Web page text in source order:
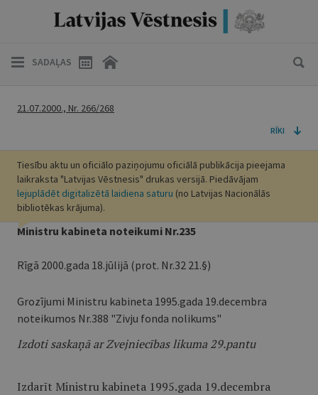
SADAĻAS
21.07.2000., Nr. 266/268
RĪKI
Tiesību aktu un oficiālo paziņojumu oficiālā publikācija pieejama
laikraksta "Latvijas Vēstnesis" drukas versijā. Piedāvājam
lejuplādēt digitalizētā laidiena saturu (no Latvijas Nacionālās
bibliotēkas krājuma).
Ministru kabineta noteikumi Nr.235
Rīgā 2000.gada 18.jūlijā (prot. Nr.32 21.§)
Grozījumi Ministru kabineta 1995.gada 19.decembra
noteikumos Nr.388 "Zivju fonda nolikums"
Izdoti saskaņā ar Zvejniecības likuma 29.pantu
Izdarīt Ministru kabineta 1995.gada 19.decembra